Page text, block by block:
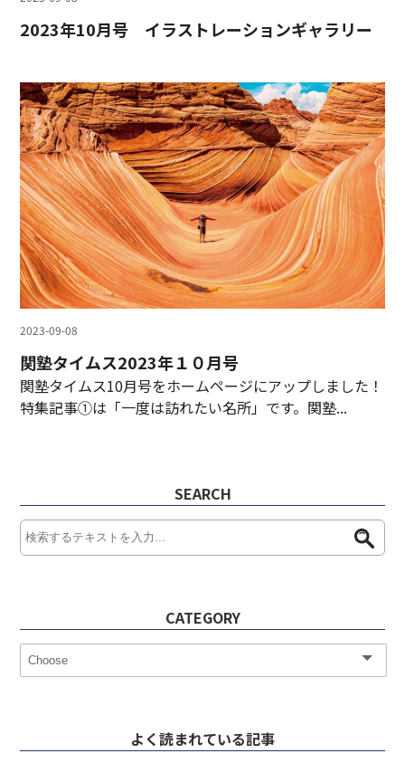
2023年10月号 イラストレーションギャラリー
2023-09-08
関塾タイムス2023年１０月号
関塾タイムス10月号をホームページにアップしました！
特集記事①は「一度は訪れたい名所」です。関塾...
SEARCH
CATEGORY
よく読まれている記事